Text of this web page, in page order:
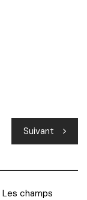
Suivant
Les champs